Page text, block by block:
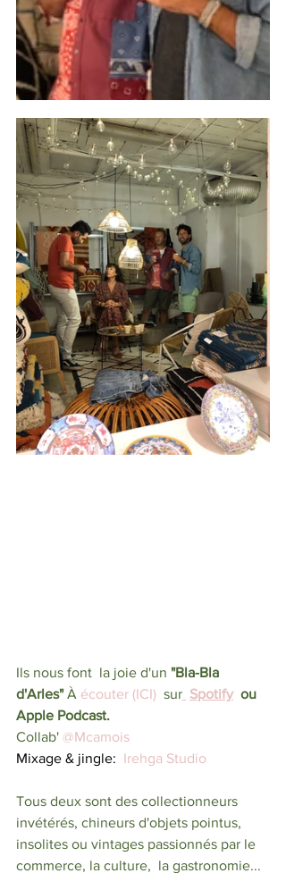
Ils nous font  la joie d'un "Bla-Bla
d'Arles" À écouter (ICI)
  sur
Spotify
  ou
Apple Podcast.
Collab' @Mcamois
Mixage & jingle: Irehga Studio
Tous deux sont des collectionneurs
invétérés, chineurs d'objets pointus,
insolites ou vintages passionnés par le
commerce, la culture,  la gastronomie...